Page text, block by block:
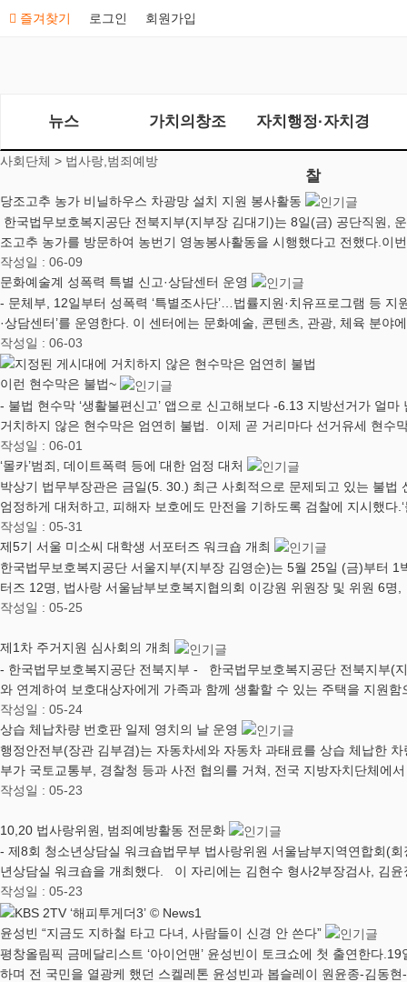
즐겨찾기 로그인 회원가입
뉴스 가치의창조 자치행정·자치경
찰
사회단체 > 법사랑,범죄예방
당조고추 농가 비닐하우스 차광망 설치 지원 봉사활동
한국법무보호복지공단 전북지부(지부장 김대기)는 8일(금) 공단직원,
조고추 농가를 방문하여 농번기 영농봉사활동을 시행했다고 전했다.이
작성일 : 06-09
문화예술계 성폭력 특별 신고·상담센터 운영
- 문체부, 12일부터 성폭력 ‘특별조사단’…법률지원·치유프로그램 등
·상담센터’를 운영한다. 이 센터에는 문화예술, 콘텐츠, 관광, 체육 분야
작성일 : 06-03
이런 현수막은 불법~
- 불법 현수막 ‘생활불편신고’ 앱으로 신고해보다 -6.13 지방선거가 얼
거치하지 않은 현수막은 엄연히 불법. 이제 곧 거리마다 선거유세 현수
작성일 : 06-01
‘몰카’범죄, 데이트폭력 등에 대한 엄정 대처
박상기 법무부장관은 금일(5. 30.) 최근 사회적으로 문제되고 있는 불법
엄정하게 대처하고, 피해자 보호에도 만전을 기하도록 검찰에 지시했다
작성일 : 05-31
제5기 서울 미소씨 대학생 서포터즈 워크숍 개최
한국법무보호복지공단 서울지부(지부장 김영순)는 5월 25일 (금)부터
터즈 12명, 법사랑 서울남부보호복지협의회 이강원 위원장 및 위원 6
작성일 : 05-25
제1차 주거지원 심사회의 개최
- 한국법무보호복지공단 전북지부 - 한국법무보호복지공단 전북지부(
와 연계하여 보호대상자에게 가족과 함께 생활할 수 있는 주택을 지원
작성일 : 05-24
상습 체납차량 번호판 일제 영치의 날 운영
행정안전부(장관 김부겸)는 자동차세와 자동차 과태료를 상습 체납한
부가 국토교통부, 경찰청 등과 사전 협의를 거쳐, 전국 지방자치단체에
작성일 : 05-23
10,20 법사랑위원, 범죄예방활동 전문화
​- 제8회 청소년상담실 워크숍​법무부 법사랑위원 서울남부지역연합회(
년상담실 워크숍을 개최했다. 이 자리에는 김현수 형사2부장검사, 김
작성일 : 05-23
윤성빈 “지금도 지하철 타고 다녀, 사람들이 신경 안 쓴다”
평창올림픽 금메달리스트 ‘아이언맨’ 윤성빈이 토크쇼에 첫 출연한다
하며 전 국민을 열광케 했던 스켈레톤 윤성빈과 봅슬레이 원윤종-김동